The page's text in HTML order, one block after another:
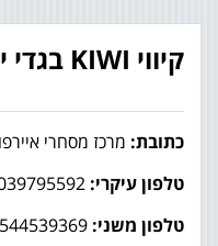
קיווי KIWI בגדי ילדים
כתובת: מרכז מסחרי
טלפון עיקרי:
טלפון משני: